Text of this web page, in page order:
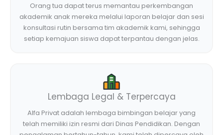
Orang tua dapat terus memantau perkembangan
akademik anak mereka melalui laporan belajar dan sesi
konsultasi rutin bersama tim akademik kami, sehingga
setiap kemajuan siswa dapat terpantau dengan jelas.
Lembaga Legal & Terpercaya
Alfa Privat adalah lembaga bimbingan belajar yang
telah memiliki izin resmi dari Dinas Pendidikan. Dengan